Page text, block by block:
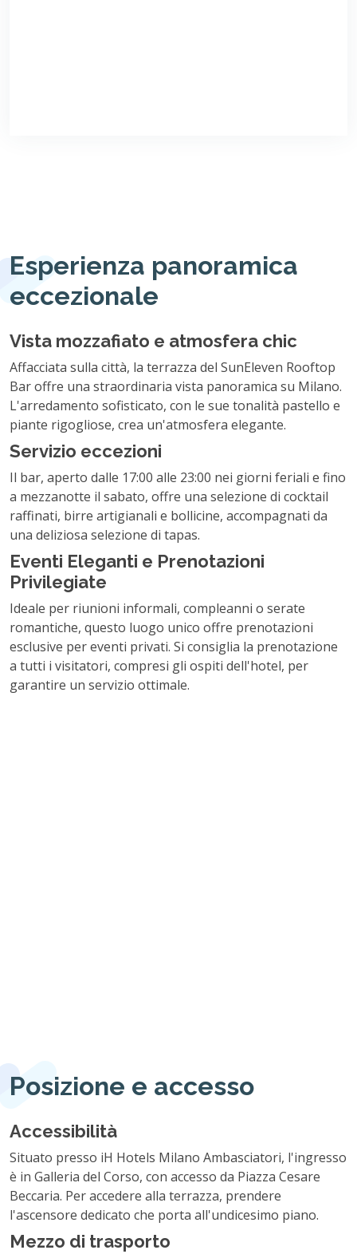
Esperienza panoramica
eccezionale
Vista mozzafiato e atmosfera chic
Affacciata sulla città, la terrazza del SunEleven Rooftop
Bar offre una straordinaria vista panoramica su Milano.
L'arredamento sofisticato, con le sue tonalità pastello e
piante rigogliose, crea un'atmosfera elegante.
Servizio eccezioni
Il bar, aperto dalle 17:00 alle 23:00 nei giorni feriali e fino
a mezzanotte il sabato, offre una selezione di cocktail
raffinati, birre artigianali e bollicine, accompagnati da
una deliziosa selezione di tapas.
Eventi Eleganti e Prenotazioni
Privilegiate
Ideale per riunioni informali, compleanni o serate
romantiche, questo luogo unico offre prenotazioni
esclusive per eventi privati. Si consiglia la prenotazione
a tutti i visitatori, compresi gli ospiti dell'hotel, per
garantire un servizio ottimale.
Posizione e accesso
Accessibilità
Situato presso iH Hotels Milano Ambasciatori, l'ingresso
è in Galleria del Corso, con accesso da Piazza Cesare
Beccaria. Per accedere alla terrazza, prendere
l'ascensore dedicato che porta all'undicesimo piano.
Mezzo di trasporto